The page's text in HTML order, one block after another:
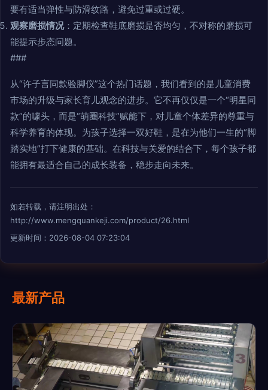
要有适当弹性与防滑纹路，避免过重或过硬。
观察磨损情况：定期检查鞋底磨损是否均匀，不对称的磨损可
能提示步态问题。
###
从“许子言同款验脚仪”这个热门话题，我们看到的是儿童消费
市场的升级与家长育儿观念的进步。它不再仅仅是一个“明星同
款”的噱头，而是“萌圈科技”赋能下，对儿童个体差异的尊重与
科学养育的体现。为孩子选择一双好鞋，是在为他们一生的“脚
踏实地”打下健康的基础。在科技与关爱的结合下，每个孩子都
能拥有最适合自己的成长装备，稳步走向未来。
如若转载，请注明出处：
http://www.mengquankeji.com/product/26.html
更新时间：2026-08-04 07:23:04
最新产品